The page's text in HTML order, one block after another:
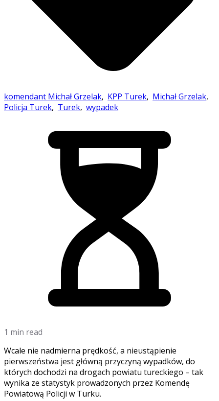
komendant Michał Grzelak, KPP Turek, Michał Grzelak,
Policja Turek, Turek, wypadek
1 min read
Wcale nie nadmierna prędkość, a nieustąpienie
pierwszeństwa jest główną przyczyną wypadków, do
których dochodzi na drogach powiatu tureckiego – tak
wynika ze statystyk prowadzonych przez Komendę
Powiatową Policji w Turku.